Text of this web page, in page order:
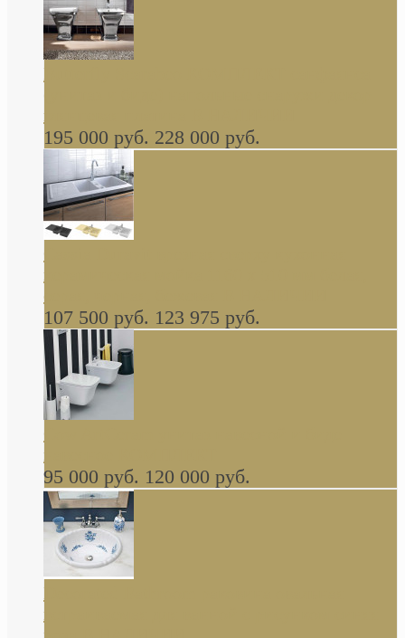
Butterfly Scarabeo КОМПЛЕКТ санфаянса
глянцевая платина В НАЛИЧИИ
195 000 руб. 228 000 руб.
керамическая мойка 1160 x 510 мм белая,
серая, черная, бежевая В НАЛИЧИИ
107 500 руб. 123 975 руб.
навесное КОМПЛЕКТ
95 000 руб. 120 000 руб.
Decorated Bathroom раковина овальная
встраиваемая для ванной с рисунком синяя